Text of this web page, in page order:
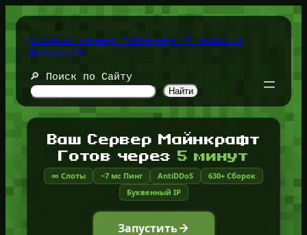
содержимому
Создать сервер Майнкрафт ⛏️ Новости
Minecraft
🔎 Поиск по Сайту
Найти
Ваш Сервер Майнкрафт
Готов через 5 минут
∞ Слоты ~7 мс Пинг AntiDDoS
630+ Сборок
Буквенный IP
Запустить